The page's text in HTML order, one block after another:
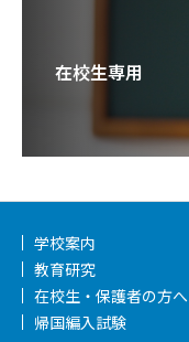
在校生専用
学校案内
教育研究
在校生・保護者の方へ
帰国編入試験